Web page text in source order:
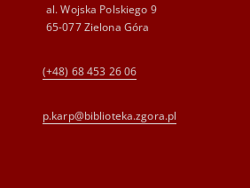
al. Wojska Polskiego 9
65-077 Zielona Góra
(+48) 68 453 26 06
p.karp@biblioteka.zgora.pl